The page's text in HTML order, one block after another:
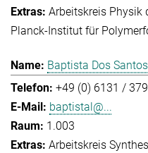
Arbeitskreis Physik
Planck-Institut für
Baptista Dos
+49 (0) 6131 /
baptistal@...
1.003
Arbeitskreis